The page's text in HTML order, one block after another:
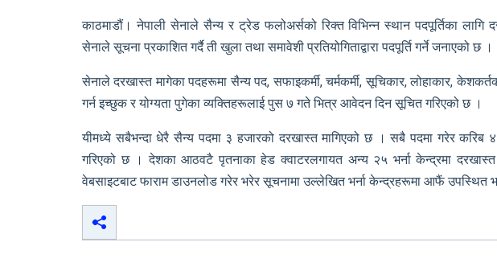
काठमाडौं। नेपाली सेनाले सैन्य र ट्रेड फलोअर्सको रिक्त विभिन्न स्थान पदपूर्तिका
सेनाले सूचना प्रकाशित गर्दै ती खुला तथा समावेशी प्रतियोगिताद्वारा पदपूर्ति गर्ने जनाएको छ ।
सेनाले दरखास्त मागेका पदहरूमा सैन्य पद, सफाइकर्मी, चर्मकर्मी, सूचिकार, लोहाकार,
गर्न इच्छुक र योग्यता पुगेका व्यक्तिहरूलाई पुस ७ गते भित्र आवेदन दिन सूचित गरिएको छ ।
यीमध्ये सबैभन्दा धेरै सैन्य पदमा ३ हजारको दरखास्त मागिएको छ । सबै पदमा गरेर करिब
गरिएको छ । देशका आठवटै पृतनाका हेड क्वाटरलगायत अन्य २५ भर्ना केन्द्रमा
वेबसाइटबाट फाराम डाउनलोड गरेर भरेर सूचनामा उल्लेखित भर्ना केन्द्रहरूमा आफैं उपस्थित